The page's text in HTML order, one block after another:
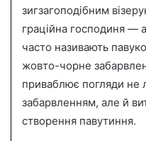
e
m
a
i
зигзагоподібним
граційна господиня —
часто називають
жовто-чорне
приваблює погляди не
забарвленням, але й
створення павутиння.